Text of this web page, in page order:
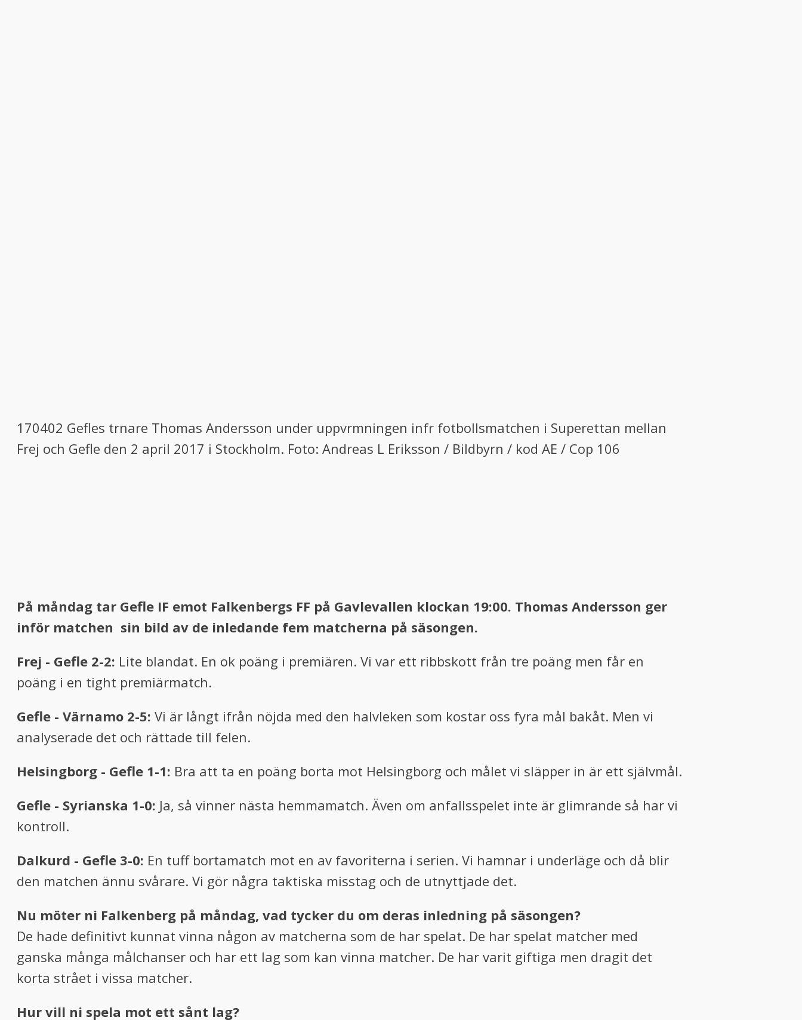
170402 Gefles trnare Thomas Andersson under uppvrmningen infr fotbollsmatchen i Superettan mellan
Frej och Gefle den 2 april 2017 i Stockholm. Foto: Andreas L Eriksson / Bildbyrn / kod AE / Cop 106
På måndag tar Gefle IF emot Falkenbergs FF på Gavlevallen klockan 19:00. Thomas Andersson ger
inför matchen sin bild av de inledande fem matcherna på säsongen.
Frej - Gefle 2-2: Lite blandat. En ok poäng i premiären. Vi var ett ribbskott från tre poäng men får en
poäng i en tight premiärmatch.
Gefle - Värnamo 2-5: Vi är långt ifrån nöjda med den halvleken som kostar oss fyra mål bakåt. Men vi
analyserade det och rättade till felen.
Helsingborg - Gefle 1-1: Bra att ta en poäng borta mot Helsingborg och målet vi släpper in är ett självmål.
Gefle - Syrianska 1-0: Ja, så vinner nästa hemmamatch. Även om anfallsspelet inte är glimrande så har vi
kontroll.
Dalkurd - Gefle 3-0: En tuff bortamatch mot en av favoriterna i serien. Vi hamnar i underläge och då blir
den matchen ännu svårare. Vi gör några taktiska misstag och de utnyttjade det.
Nu möter ni Falkenberg på måndag, vad tycker du om deras inledning på säsongen?
De hade definitivt kunnat vinna någon av matcherna som de har spelat. De har spelat matcher med
ganska många målchanser och har ett lag som kan vinna matcher. De har varit giftiga men dragit det
korta strået i vissa matcher.
Hur vill ni spela mot ett sånt lag?